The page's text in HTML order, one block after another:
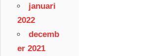
januari
2022
decemb
er 2021